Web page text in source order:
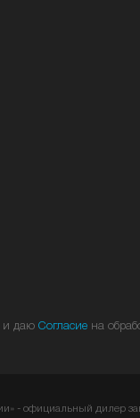
и даю Согласие на
- официальный дилер